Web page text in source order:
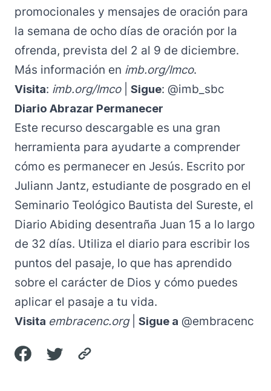
promocionales y mensajes de oración para
la semana de ocho días de oración por la
ofrenda, prevista del 2 al 9 de diciembre.
Más información en imb.org/lmco.
Visita: imb.org/lmco| Sigue: @imb_sbc
Diario Abrazar Permanecer
Este recurso descargable es una gran
herramienta para ayudarte a comprender
cómo es permanecer en Jesús. Escrito por
Juliann Jantz, estudiante de posgrado en el
Seminario Teológico Bautista del Sureste, el
Diario Abiding desentraña Juan 15 a lo largo
de 32 días. Utiliza el diario para escribir los
puntos del pasaje, lo que has aprendido
sobre el carácter de Dios y cómo puedes
aplicar el pasaje a tu vida.
Visita embracenc.org Sigue a @embracenc